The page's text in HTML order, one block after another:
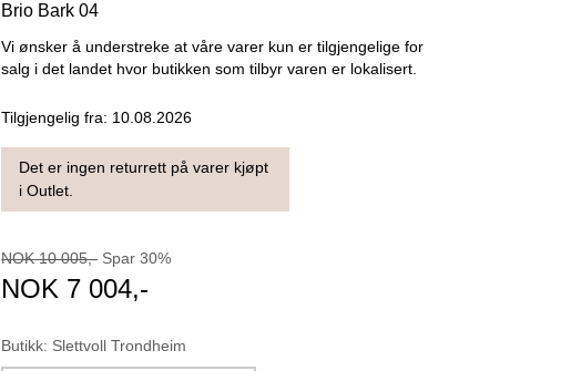
Brio Bark 04
Vi ønsker å understreke at våre varer kun er tilgjengelige for
salg i det landet hvor butikken som tilbyr varen er lokalisert.
Tilgjengelig fra: 10.08.2026
Det er ingen returrett på varer kjøpt
i Outlet.
NOK 10 005,- Spar 30%
NOK 7 004,-
Butikk: Slettvoll Trondheim